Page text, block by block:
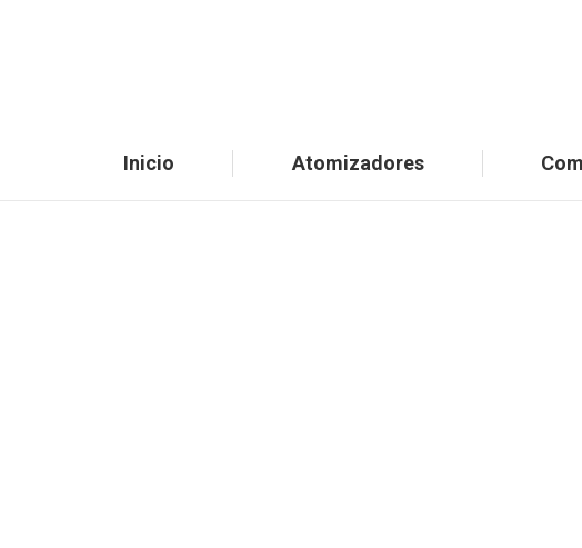
Inicio Atomizadores